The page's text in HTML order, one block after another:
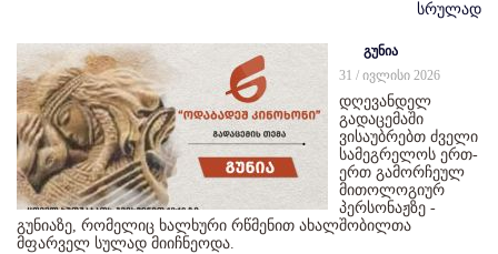
სრულად
გუნია
31 / ივლისი 2026
დღევანდელ
გადაცემაში
ვისაუბრებთ ძველი
სამეგრელოს ერთ-
ერთ გამორჩეულ
მითოლოგიურ
პერსონაჟზე -
გუნიაზე, რომელიც ხალხური რწმენით ახალშობილთა
მფარველ სულად მიიჩნეოდა.